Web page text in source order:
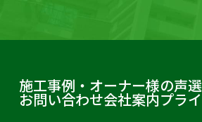
施工事例・オーナー様の声
お問い合わせ会社案内プラ